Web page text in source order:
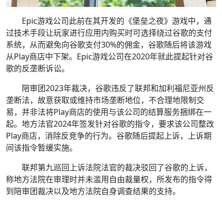
Epic游戏公司此前在其开发的《堡垒之夜》游戏中，通
过技术手段让玩家进行应用内购买时可选择绕过谷歌的支付
系统，从而避免向谷歌支付30%的佣金，谷歌随后将该游戏
从Play商店中下架。Epic游戏公司在2020年就此提起针对谷
歌的反垄断诉讼。
陪审团2023年裁决，谷歌违反了联邦和加利福尼亚州反
垄断法，故意获取或维持市场垄断地位，不合理地限制交
易，并非法将Play商店的使用与该公司的结算服务捆绑在一
起。地方法官2024年签发针对谷歌的指令，要求该公司整改
Play商店，消除反竞争的行为。谷歌随后提起上诉，上诉期
间该指令暂缓实施。
联邦第九巡回上诉法院法官的裁决驳回了谷歌的上诉，
称地方法院在审理时并未滥用自由裁量权，所发布的指令得
到陪审团裁决以及地方法院自身调查结果的支持。